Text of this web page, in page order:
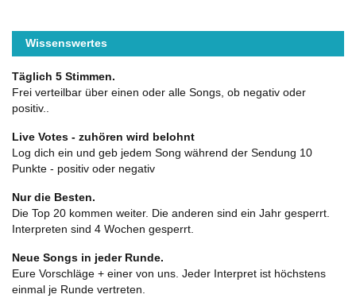
Wissenswertes
Täglich 5 Stimmen.
Frei verteilbar über einen oder alle Songs, ob negativ oder
positiv..
Live Votes - zuhören wird belohnt
Log dich ein und geb jedem Song während der Sendung 10
Punkte - positiv oder negativ
Nur die Besten.
Die Top 20 kommen weiter. Die anderen sind ein Jahr gesperrt.
Interpreten sind 4 Wochen gesperrt.
Neue Songs in jeder Runde.
Eure Vorschläge + einer von uns. Jeder Interpret ist höchstens
einmal je Runde vertreten.